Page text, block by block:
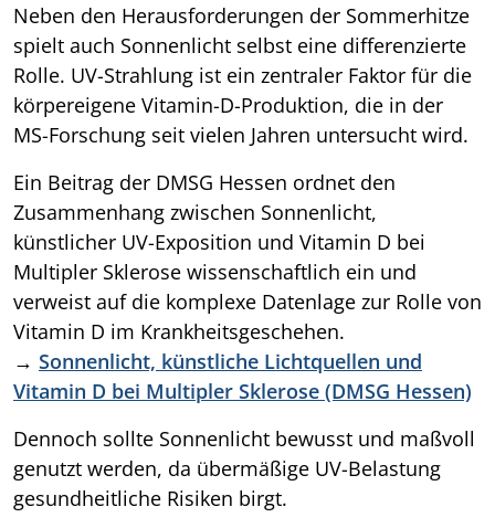
Neben den Herausforderungen der Sommerhitze
spielt auch Sonnenlicht selbst eine differenzierte
Rolle. UV-Strahlung ist ein zentraler Faktor für die
körpereigene Vitamin-D-Produktion, die in der
MS-Forschung seit vielen Jahren untersucht wird.
Ein Beitrag der DMSG Hessen ordnet den
Zusammenhang zwischen Sonnenlicht,
künstlicher UV-Exposition und Vitamin D bei
Multipler Sklerose wissenschaftlich ein und
verweist auf die komplexe Datenlage zur Rolle von
Vitamin D im Krankheitsgeschehen.
→ Sonnenlicht, künstliche Lichtquellen und
Vitamin D bei Multipler Sklerose (DMSG Hessen)
Dennoch sollte Sonnenlicht bewusst und maßvoll
genutzt werden, da übermäßige UV-Belastung
gesundheitliche Risiken birgt.